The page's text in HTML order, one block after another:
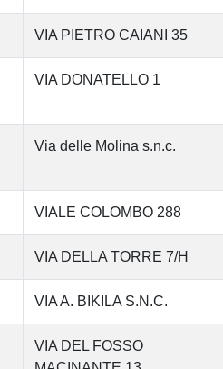
VIA PIETRO CAIANI 35
VIA DONATELLO 1
Via delle Molina s.n.c.
VIALE COLOMBO 288
VIA DELLA TORRE 7/H
VIA A. BIKILA S.N.C.
VIA DEL FOSSO